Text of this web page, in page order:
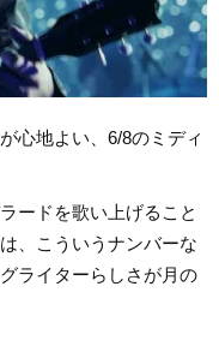
心地よい、6/8のミディ
ードを歌い上げること
、こういうナンバーな
ライターらしさが月の